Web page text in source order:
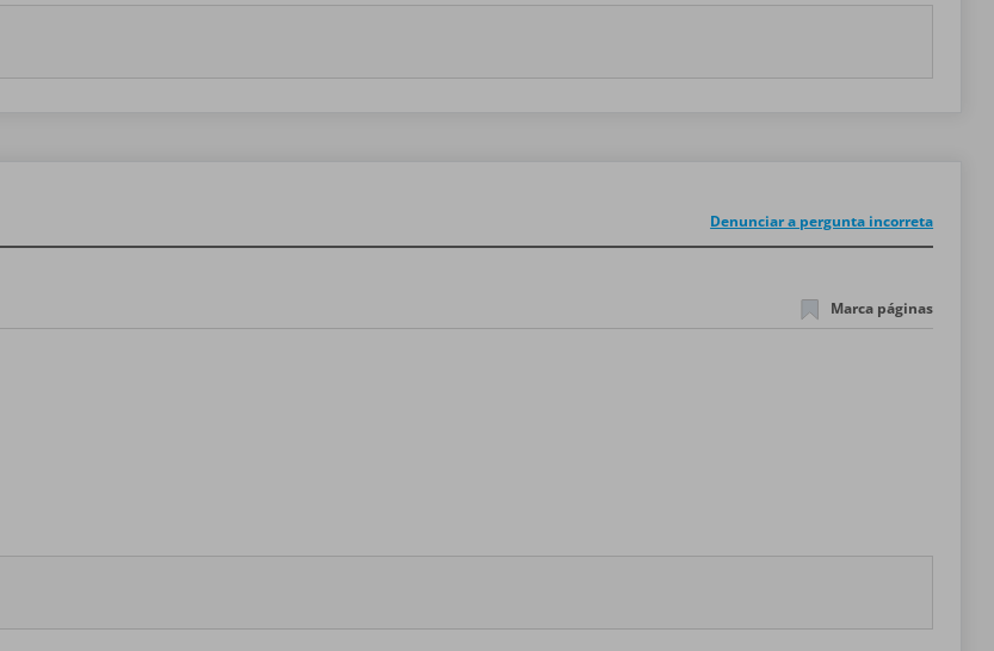
Denunciar a pergunta incorreta
Marca páginas